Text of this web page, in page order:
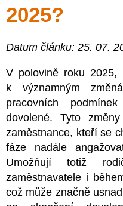
2025?
Datum článku: 25. 07.
V polovině roku 2025,
k významným
pracovních
dovolené. Tyto
zaměstnance, kteří se
fáze nadále
Umožňují totiž
zaměstnavatele i
což může značně